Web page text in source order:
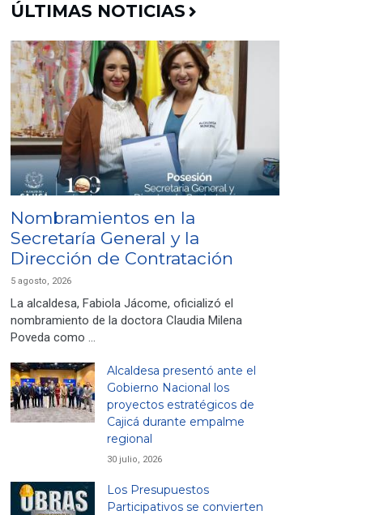
ÚLTIMAS NOTICIAS
Nombramientos en la
Secretaría General y la
Dirección de Contratación
5 agosto, 2026
La alcaldesa, Fabiola Jácome, oficializó el
nombramiento de la doctora Claudia Milena
Poveda como …
Alcaldesa presentó ante el
Gobierno Nacional los
proyectos estratégicos de
Cajicá durante empalme
regional
30 julio, 2026
Los Presupuestos
Participativos se convierten